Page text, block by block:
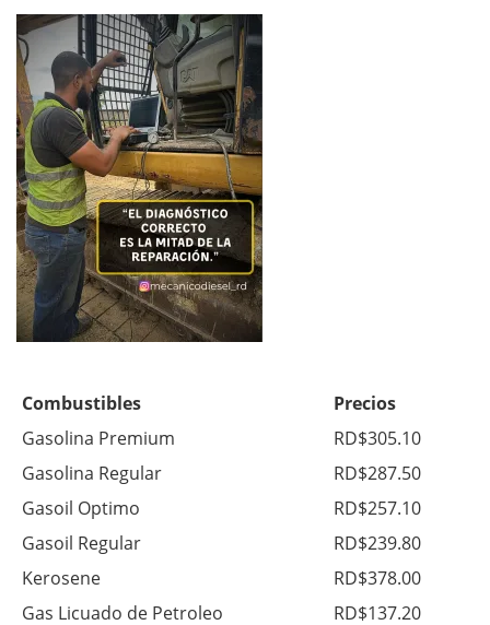
Combustibles
Precios
Gasolina Premium
RD$305.10
Gasolina Regular
RD$287.50
Gasoil Optimo
RD$257.10
Gasoil Regular
RD$239.80
Kerosene
RD$378.00
Gas Licuado de Petroleo
RD$137.20